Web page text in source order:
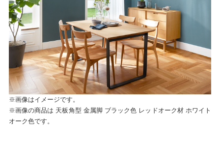
※画像はイメージです。
※画像の商品は 天板角型 金属脚 ブラック色 レッドオーク材 ホワイト
オーク色です。